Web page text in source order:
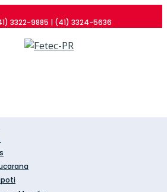
3322-9885 | (41) 3324-5636